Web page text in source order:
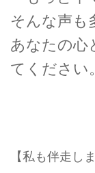
そんな声も
あなたの心
てください。
【私も伴走し